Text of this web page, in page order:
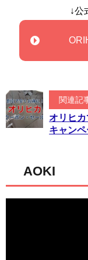
↓公
関連記
オリヒ
キャンペ
AOKI